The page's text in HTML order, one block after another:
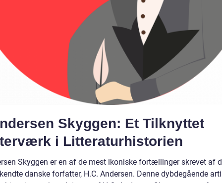
Skyggen: Et Tilknyttet
i Litteraturhistorien
Skyggen er en af de mest ikoniske fortællinger skrevet af
danske forfatter, H.C. Andersen. Denne dybdegående